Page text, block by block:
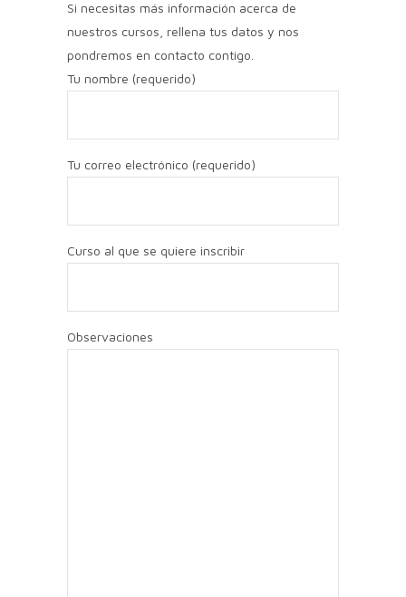
Si necesitas más información acerca de
nuestros cursos, rellena tus datos y nos
pondremos en contacto contigo.
Tu nombre (requerido)
Tu correo electrónico (requerido)
Curso al que se quiere inscribir
Observaciones